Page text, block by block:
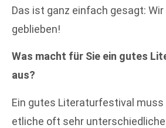
Das ist ganz einfach gesagt:
geblieben!
Was macht für Sie ein gutes
aus?
Ein gutes Literaturfestival
etliche oft sehr